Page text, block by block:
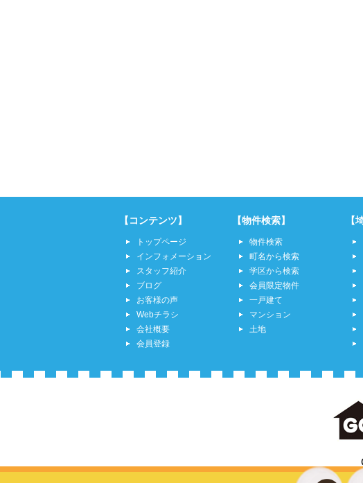
【コンテンツ】
トップページ
インフォメーション
スタッフ紹介
ブログ
お客様の声
Webチラシ
会社概要
会員登録
【物件検索】
物件検索
町名から検索
学区から検索
会員限定物件
一戸建て
マンション
土地
【